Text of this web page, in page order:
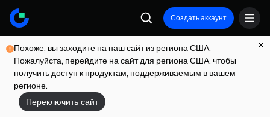
Создать аккаунт
Похоже, вы заходите на наш сайт из региона США.
Пожалуйста, перейдите на сайт для региона США, чтобы
получить доступ к продуктам, поддерживаемым в вашем
регионе.
Переключить сайт